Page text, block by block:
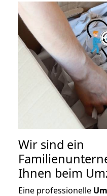
Wir sind ein
Ihnen beim
Eine professionelle